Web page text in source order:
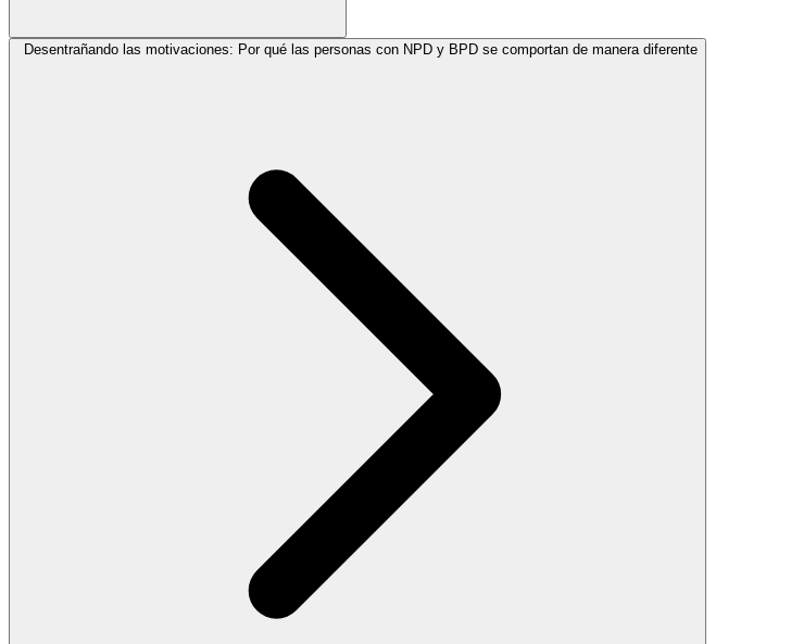
Desentrañando las motivaciones: Por qué las personas con NPD y BPD se comportan de manera diferente